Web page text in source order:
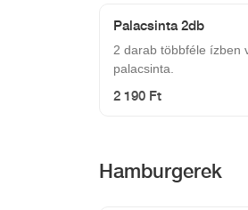
Palacsinta 2db
2 darab többféle ízben
palacsinta.
2 190 Ft
Hamburgerek